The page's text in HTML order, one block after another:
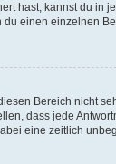
hast, kannst du in
du einen einzelnen
Bereich nicht
dass jede
eine zeitlich